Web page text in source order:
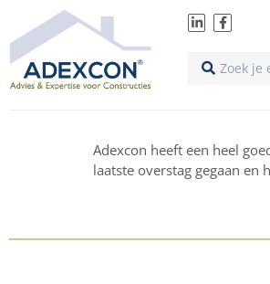
Adexcon heeft een heel
laatste overstag gegaan